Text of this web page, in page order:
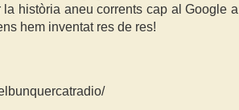
història aneu corrents cap al Google a
hem inventat res de res!